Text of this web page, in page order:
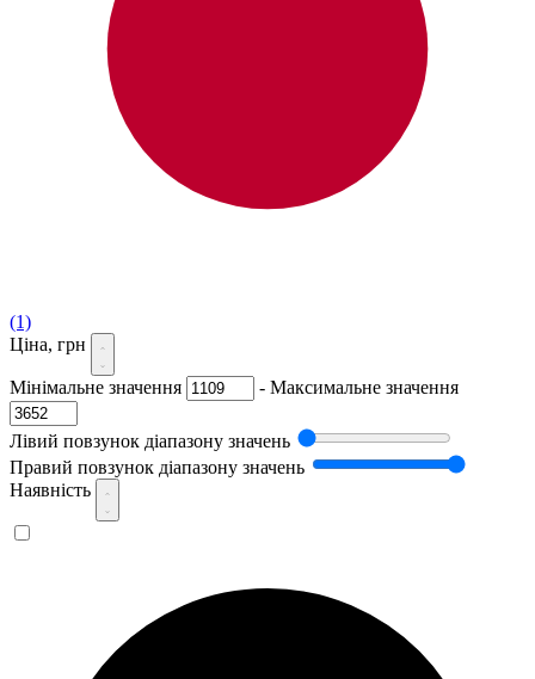
(1)
Ціна, грн
Мінімальне значення - Максимальне значення
Лівий повзунок діапазону значень
Правий повзунок діапазону значень
Наявність